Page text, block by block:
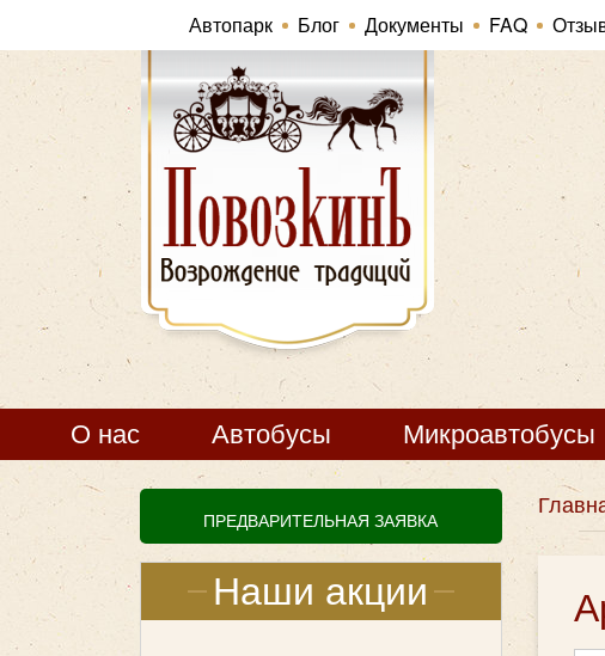
Автопарк Блог Документы FAQ
О нас Автобусы Микроавтобусы
ПРЕДВАРИТЕЛЬНАЯ ЗАЯВКА
Наши акции